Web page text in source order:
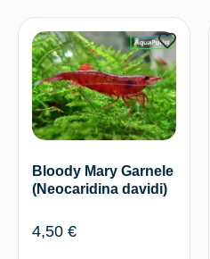
Bloody Mary Garnele
(Neocaridina davidi)
4,50 €